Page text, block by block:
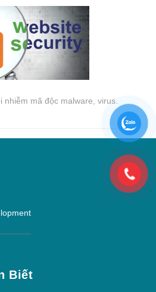
nhiễm mã độc malware, virus.
Biết